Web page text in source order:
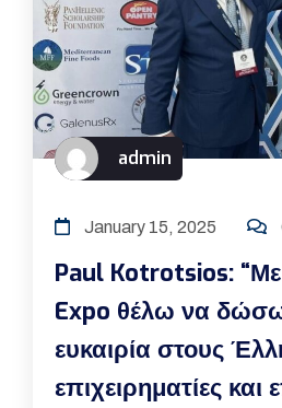
admin
January 15, 2025
Paul Kotrotsios:
Expo θέλω να
ευκαιρία στους
επιχειρηματίες και